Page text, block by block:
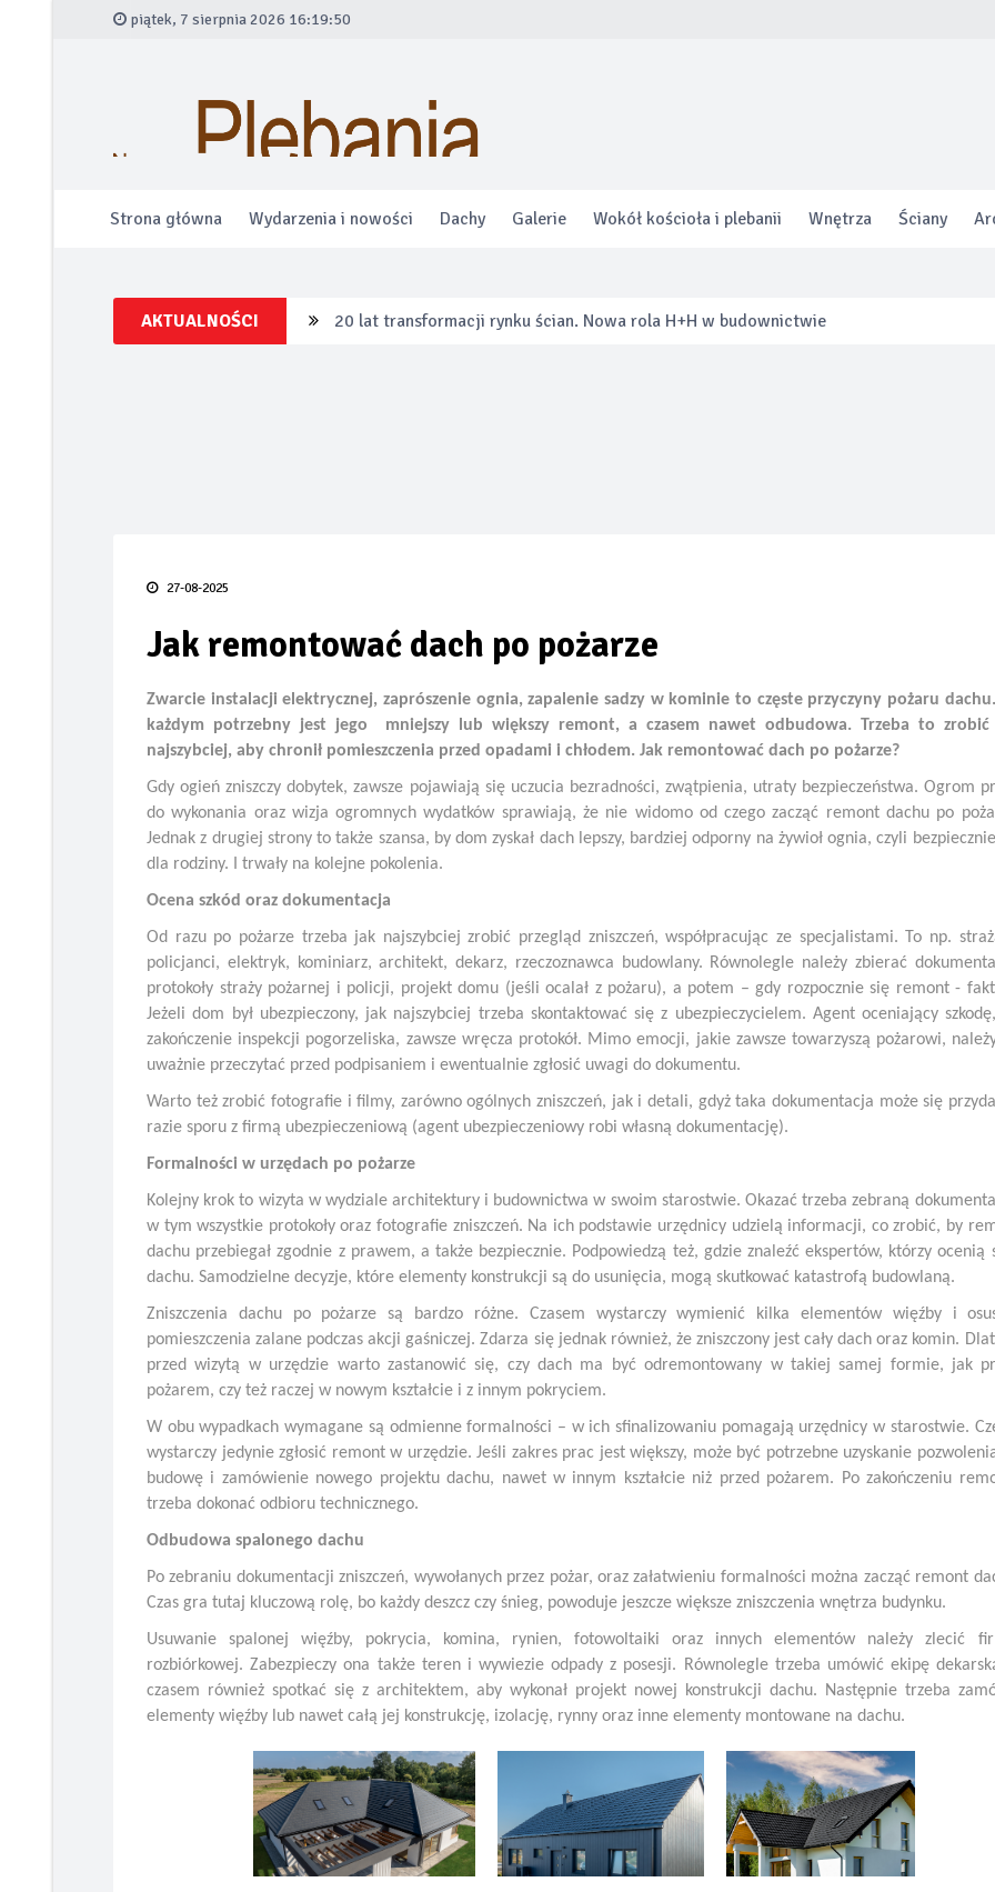
piątek, 7 sierpnia 2026 16:19:51
Strona główna Wydarzenia i nowości Dachy Galerie Wokół kościoła i plebanii Wnętrza Ściany
AKTUALNOŚCI 20 lat transformacji rynku ścian. Nowa rola H+H w budownictwie
TECEdrainway – profil prysznicowy nowej generacji
Odporność termoizolacji na wodę – wilgotne ocieplenie jest jak mokry sweter
Kiedy karpiówka odkrywa swój potencjał… oryginalna dachówka PROFIL Lenti
27-08-2025
Jak remontować dach po pożarze
Zwarcie instalacji elektrycznej, zaprószenie ognia, zapalenie sadzy w kominie to częste przyczyny pożaru
każdym potrzebny jest jego mniejszy lub większy remont, a czasem nawet odbudowa. Trzeba to
najszybciej, aby chronił pomieszczenia przed opadami i chłodem. Jak remontować dach po pożarze?
Gdy ogień zniszczy dobytek, zawsze pojawiają się uczucia bezradności, zwątpienia, utraty bezpieczeństwa. Ogrom
do wykonania oraz wizja ogromnych wydatków sprawiają, że nie widomo od czego zacząć remont dachu po
Jednak z drugiej strony to także szansa, by dom zyskał dach lepszy, bardziej odporny na żywioł ognia, czyli
dla rodziny. I trwały na kolejne pokolenia.
Ocena szkód oraz dokumentacja
Od razu po pożarze trzeba jak najszybciej zrobić przegląd zniszczeń, współpracując ze specjalistami. To np.
policjanci, elektryk, kominiarz, architekt, dekarz, rzeczoznawca budowlany. Równolegle należy zbierać
protokoły straży pożarnej i policji, projekt domu (jeśli ocalał z pożaru), a potem – gdy rozpocznie się remont -
Jeżeli dom był ubezpieczony, jak najszybciej trzeba skontaktować się z ubezpieczycielem. Agent oceniający
zakończenie inspekcji pogorzeliska, zawsze wręcza protokół. Mimo emocji, jakie zawsze towarzyszą pożarowi,
uważnie przeczytać przed podpisaniem i ewentualnie zgłosić uwagi do dokumentu.
Warto też zrobić fotografie i filmy, zarówno ogólnych zniszczeń, jak i detali, gdyż taka dokumentacja może się
razie sporu z firmą ubezpieczeniową (agent ubezpieczeniowy robi własną dokumentację).
Formalności w urzędach po pożarze
Kolejny krok to wizyta w wydziale architektury i budownictwa w swoim starostwie. Okazać trzeba zebraną
w tym wszystkie protokoły oraz fotografie zniszczeń. Na ich podstawie urzędnicy udzielą informacji, co zrobić, by
dachu przebiegał zgodnie z prawem, a także bezpiecznie. Podpowiedzą też, gdzie znaleźć ekspertów, którzy ocenią
dachu. Samodzielne decyzje, które elementy konstrukcji są do usunięcia, mogą skutkować katastrofą budowlaną.
Zniszczenia dachu po pożarze są bardzo różne. Czasem wystarczy wymienić kilka elementów więźby i
pomieszczenia zalane podczas akcji gaśniczej. Zdarza się jednak również, że zniszczony jest cały dach oraz komin.
przed wizytą w urzędzie warto zastanowić się, czy dach ma być odremontowany w takiej samej formie, jak
pożarem, czy też raczej w nowym kształcie i z innym pokryciem.
W obu wypadkach wymagane są odmienne formalności – w ich sfinalizowaniu pomagają urzędnicy w starostwie.
wystarczy jedynie zgłosić remont w urzędzie. Jeśli zakres prac jest większy, może być potrzebne uzyskanie
budowę i zamówienie nowego projektu dachu, nawet w innym kształcie niż przed pożarem. Po zakończeniu
trzeba dokonać odbioru technicznego.
Odbudowa spalonego dachu
Po zebraniu dokumentacji zniszczeń, wywołanych przez pożar, oraz załatwieniu formalności można zacząć remont
Czas gra tutaj kluczową rolę, bo każdy deszcz czy śnieg, powoduje jeszcze większe zniszczenia wnętrza budynku.
Usuwanie spalonej więźby, pokrycia, komina, rynien, fotowoltaiki oraz innych elementów należy zlecić
rozbiórkowej. Zabezpieczy ona także teren i wywiezie odpady z posesji. Równolegle trzeba umówić ekipę
czasem również spotkać się z architektem, aby wykonał projekt nowej konstrukcji dachu. Następnie trzeba
elementy więźby lub nawet całą jej konstrukcję, izolację, rynny oraz inne elementy montowane na dachu.